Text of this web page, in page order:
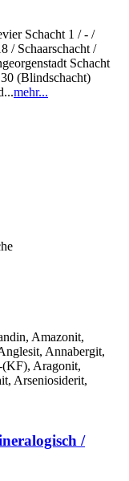
Schacht 1 / - /
/ Schaarschacht /
Schacht
(Blindschacht)
mehr...
Amazonit,
Annabergit,
Aragonit,
Arseniosiderit,
/